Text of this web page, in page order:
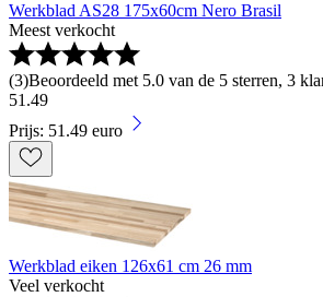
Werkblad AS28 175x60cm Nero Brasil
Meest verkocht
(3)Beoordeeld met 5.0 van de 5 sterren, 3
51 .49
Prijs: 51.49 euro
Werkblad eiken 126x61 cm 26 mm
Veel verkocht